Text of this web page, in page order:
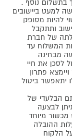
בתשלום נוסף .
למעט ביישובים
להיות מסופק
ותתקבל
של חברת
המשלוח עד
מבחינה
לסכן את חיי
פתרון
יתאפשר ביטול
הבלעדי של
לבצעה
מיוחד
ההובלה
הלקוח